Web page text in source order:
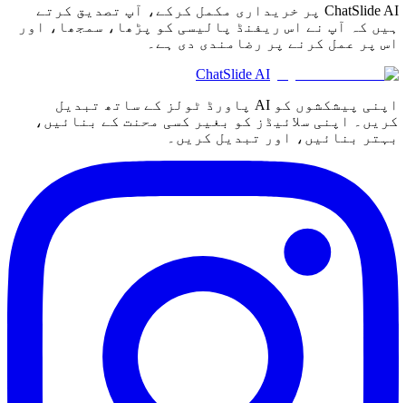
ChatSlide AI پر خریداری مکمل کرکے، آپ تصدیق کرتے
ہیں کہ آپ نے اس ریفنڈ پالیسی کو پڑھا، سمجھا، اور
اس پر عمل کرنے پر رضامندی دی ہے۔
ChatSlide AI
اپنی پیشکشوں کو AI پاورڈ ٹولز کے ساتھ تبدیل
کریں۔ اپنی سلائیڈز کو بغیر کسی محنت کے بنائیں،
بہتر بنائیں، اور تبدیل کریں۔